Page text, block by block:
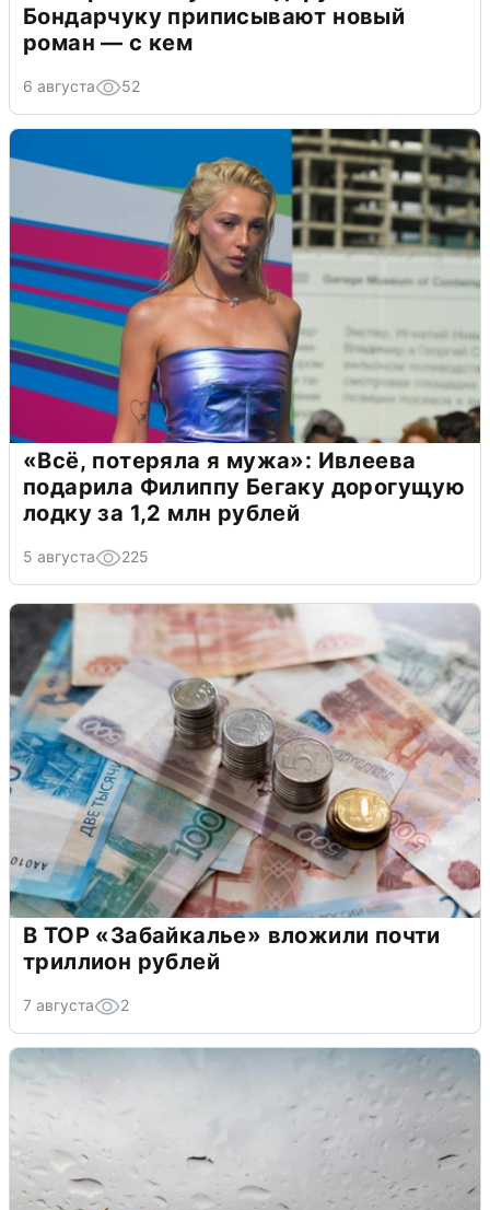
Бондарчуку приписывают новый
роман — с кем
6 августа 52
«Всё, потеряла я мужа»: Ивлеева
подарила Филиппу Бегаку дорогущую
лодку за 1,2 млн рублей
5 августа 225
В ТОР «Забайкалье» вложили почти
триллион рублей
7 августа 2